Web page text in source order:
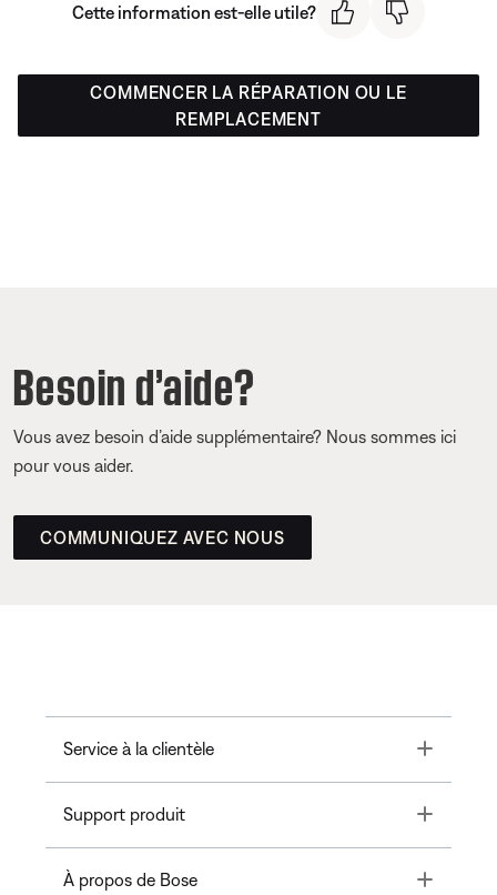
Cette information est-elle utile?
COMMENCER LA RÉPARATION OU LE
REMPLACEMENT
Besoin d’aide?
Vous avez besoin d’aide supplémentaire? Nous sommes ici
pour vous aider.
COMMUNIQUEZ AVEC NOUS
Service à la clientèle Toggle
Support produit Toggle
À propos de Bose Toggle